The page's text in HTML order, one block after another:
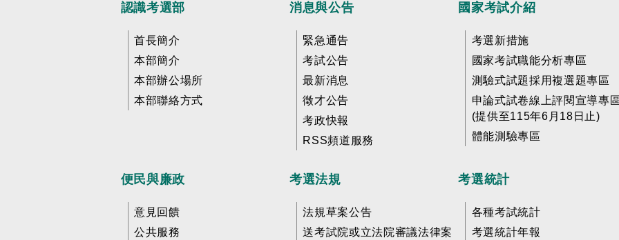
認識考選部
首長簡介
本部簡介
本部辦公場所
本部聯絡方式
消息與公告
緊急通告
考試公告
最新消息
徵才公告
考政快報
RSS頻道服務
國家考試介紹
考選新措施
國家考試職能分析專區
測驗式試題採用複選題專區
申論式試卷線上評閱宣導專
(提供至115年6月18日止)
體能測驗專區
便民與廉政
意見回饋
公共服務
考選法規
法規草案公告
送考試院或立法院審議法律案
考選統計
各種考試統計
考選統計年報